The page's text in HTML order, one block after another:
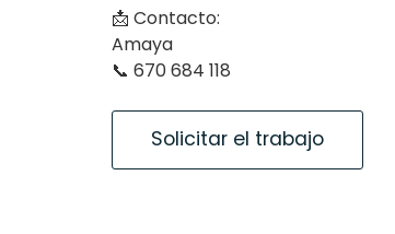
📩 Contacto:
Amaya
📞 670 684 118